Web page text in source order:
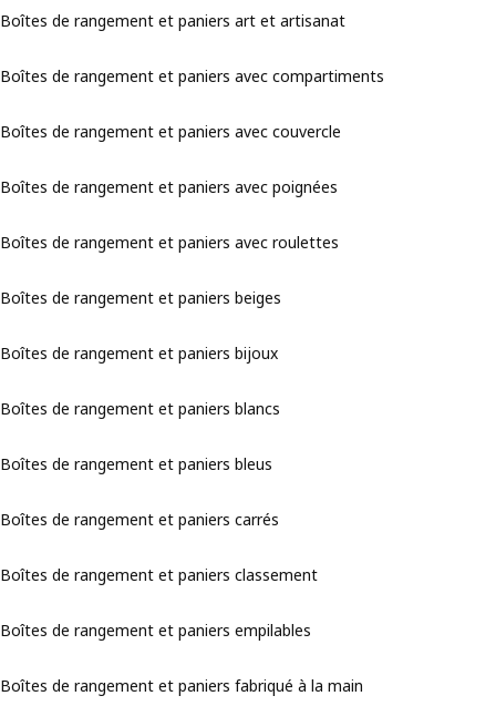
Boîtes de rangement et paniers art et artisanat
Boîtes de rangement et paniers avec compartiments
Boîtes de rangement et paniers avec couvercle
Boîtes de rangement et paniers avec poignées
Boîtes de rangement et paniers avec roulettes
Boîtes de rangement et paniers beiges
Boîtes de rangement et paniers bijoux
Boîtes de rangement et paniers blancs
Boîtes de rangement et paniers bleus
Boîtes de rangement et paniers carrés
Boîtes de rangement et paniers classement
Boîtes de rangement et paniers empilables
Boîtes de rangement et paniers fabriqué à la main